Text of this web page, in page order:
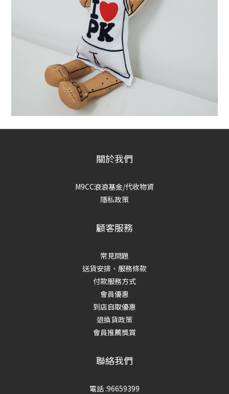
關於我們
M9CC浪浪基金/代收物資
隱私政策
顧客服務
常見問題
送貨安排、服務條款
付款服務方式
會員優惠
到店自取優惠
退換貨政策
會員推薦獎賞
聯絡我們
電話 :96659399